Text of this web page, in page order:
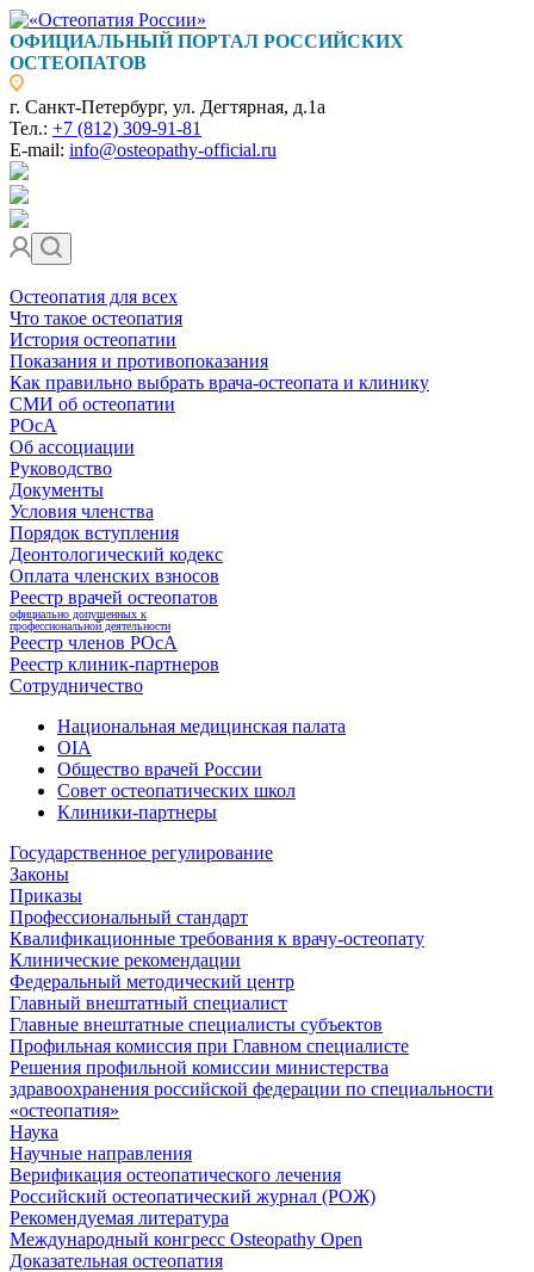
ОФИЦИАЛЬНЫЙ ПОРТАЛ РОССИЙСКИХ
ОСТЕОПАТОВ
г. Санкт-Петербург, ул. Дегтярная, д.1а
Тел.: +7 (812) 309-91-81
E-mail: info@osteopathy-official.ru
Остеопатия для всех
Что такое остеопатия
История остеопатии
Показания и противопоказания
Как правильно выбрать врача-остеопата и клинику
СМИ об остеопатии
РОсА
Об ассоциации
Руководство
Документы
Условия членства
Порядок вступления
Деонтологический кодекс
Оплата членских взносов
Реестр врачей остеопатов
официально допущенных к
профессиональной деятельности
Реестр членов РОсА
Реестр клиник-партнеров
Сотрудничество
Национальная медицинская палата
OIA
Общество врачей России
Совет остеопатических школ
Клиники-партнеры
Государственное регулирование
Законы
Приказы
Профессиональный стандарт
Квалификационные требования к врачу-остеопату
Клинические рекомендации
Федеральный методический центр
Главный внештатный специалист
Главные внештатные специалисты субъектов
Профильная комиссия при Главном специалисте
Решения профильной комиссии министерства
здравоохранения российской федерации по специальности
«остеопатия»
Наука
Научные направления
Верификация остеопатического лечения
Российский остеопатический журнал (РОЖ)
Рекомендуемая литература
Международный конгресс Osteopathy Open
Доказательная остеопатия